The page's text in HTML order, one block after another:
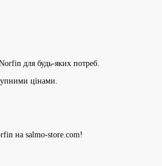
для будь-яких потреб.
цінами.
на salmo-store.com!